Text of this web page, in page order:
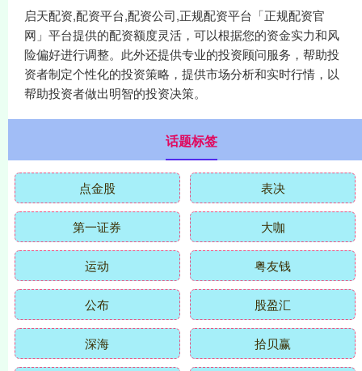
启天配资,配资平台,配资公司,正规配资平台「正规配资官
网」平台提供的配资额度灵活，可以根据您的资金实力和风
险偏好进行调整。此外还提供专业的投资顾问服务，帮助投
资者制定个性化的投资策略，提供市场分析和实时行情，以
帮助投资者做出明智的投资决策。
话题标签
点金股 表决
第一证券 大咖
运动 粤友钱
公布 股盈汇
深海 拾贝赢